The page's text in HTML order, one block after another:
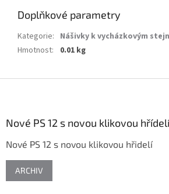
Doplňkové parametry
Kategorie: Nášivky k vycházkovým
Hmotnost: 0.01 kg
Nové PS 12 s novou klikovou hřídelí
Nové PS 12 s novou klikovou hřidelí
ARCHIV